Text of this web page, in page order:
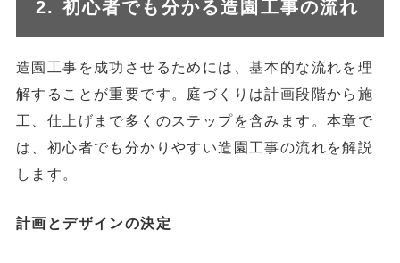
2. 初心者でも分かる造園工事の流れ
造園工事を成功させるためには、基本的な流れを理
解することが重要です。庭づくりは計画段階から施
工、仕上げまで多くのステップを含みます。本章で
は、初心者でも分かりやすい造園工事の流れを解説
します。
計画とデザインの決定